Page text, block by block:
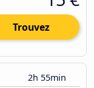
Trouvez
2h 55min